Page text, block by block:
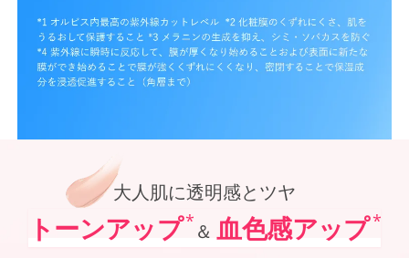
ポーラ化成 独自技術を搭載進化させた防御力*5✕シワ改善・美白*6、
@cosmeベストコスメアワードでの受賞（2022年～2025年 オルビス調べ リンクルホワイト
2024年12月20日時点（オルビス調べ リンクルホワイトUVプロテクターを含む）
化粧膜のくずれにくさ、肌をうるおして保護すること
メラニンの生成を抑え、シミ・ソバカスを防ぐ
紫外線に瞬時に反応して、膜が厚くなり始めることおよび表面に新たな膜ができ始めること
大人肌に透明感とツヤ
トーンアップ* ＆ 血色感アップ*